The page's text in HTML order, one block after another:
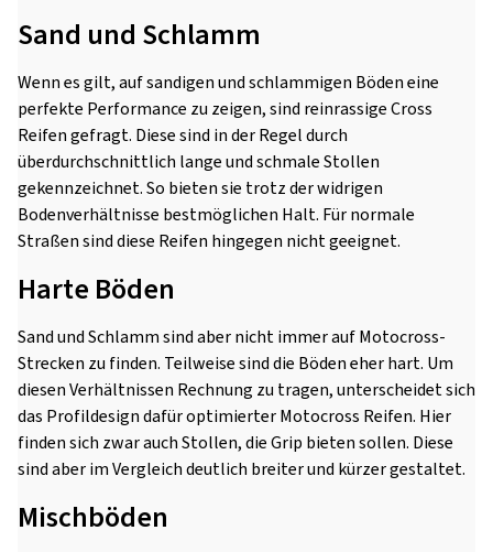
Sand und Schlamm
Wenn es gilt, auf sandigen und schlammigen Böden eine
perfekte Performance zu zeigen, sind reinrassige Cross
Reifen gefragt. Diese sind in der Regel durch
überdurchschnittlich lange und schmale Stollen
gekennzeichnet. So bieten sie trotz der widrigen
Bodenverhältnisse bestmöglichen Halt. Für normale
Straßen sind diese Reifen hingegen nicht geeignet.
Harte Böden
Sand und Schlamm sind aber nicht immer auf Motocross-
Strecken zu finden. Teilweise sind die Böden eher hart. Um
diesen Verhältnissen Rechnung zu tragen, unterscheidet sich
das Profildesign dafür optimierter Motocross Reifen. Hier
finden sich zwar auch Stollen, die Grip bieten sollen. Diese
sind aber im Vergleich deutlich breiter und kürzer gestaltet.
Mischböden